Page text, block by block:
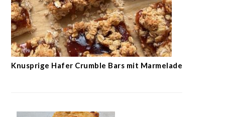
Knusprige Hafer Crumble Bars mit Marmelade